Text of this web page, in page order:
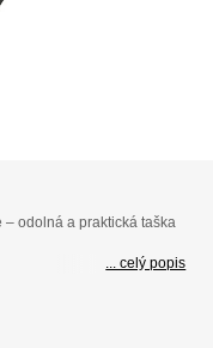
– odolná a praktická taška
... celý popis